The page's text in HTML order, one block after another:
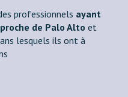
professionnels ayant
de Palo Alto et
lesquels ils ont à